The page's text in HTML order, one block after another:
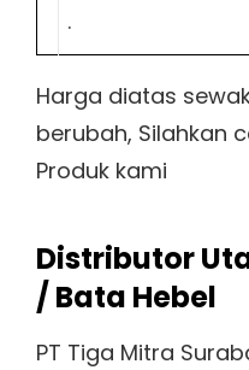
.
Harga diatas
berubah, Silahkan
Produk kami
Distributor
/ Bata Hebel
PT Tiga Mitra